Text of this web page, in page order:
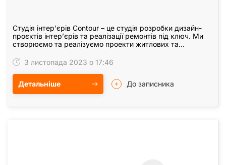
Студія інтерʼєрів Contour – це студія розробки дизайн-
проєктів інтерʼєрів та реалізації ремонтів під ключ. Ми
створюємо та реалізуємо проекти житлових та
3 листопада 2023 о 17:46
Детальніше До записника